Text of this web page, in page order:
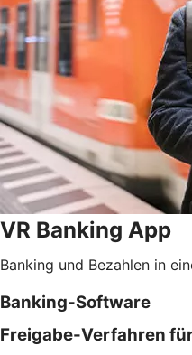
VR Banking App
Banking und Bezahlen in
Banking-Software
Freigabe-Verfahren